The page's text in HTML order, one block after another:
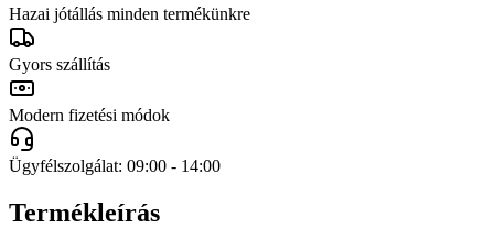
Hazai jótállás minden termékünkre
Gyors szállítás
Modern fizetési módok
Ügyfélszolgálat: 09:00 - 14:00
Termékleírás